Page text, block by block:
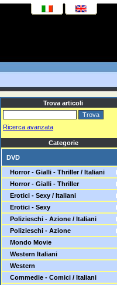
Trova articoli
Ricerca avanzata
Categorie
DVD
Horror - Gialli - Thriller / Italiani
Horror - Gialli - Thriller
Erotici - Sexy / Italiani
Erotici - Sexy
Polizieschi - Azione / Italiani
Polizieschi - Azione
Mondo Movie
Western Italiani
Western
Commedie - Comici / Italiani